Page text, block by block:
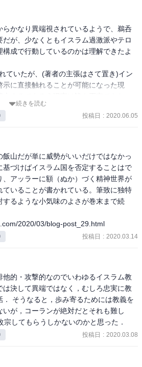
高の手段を用いただけの単なる過激派
応しい。いやそうであって欲しい。ム
の考え意思に依らず、また基づかず、
る様になれば宗教戦争が自分にもリア
と読了後に若干恐怖を覚えた。多様性や
は、考え方によってはコワイ。
義的な考え方を始めから持つので合議制
」実践していくなら平和の維持も可能
かなり異端視されているようで、鵜呑
が、少なくともイスラム過激派やテロ
構成で行動しているのかは理解できたよ
ていたが、(著者の主張はさて置き)イン
に直接触れることが可能になった現
ーバル化する現代は、ますます混迷の
続きを読む
投稿日 : 2020.06.05
山だが単に威勢がいいだけではなかっ
基づけばイスラム国を否定することはで
、アッラーに額（ぬか）づく精神世界が
いることが書かれている。筆致に独特
るような小気味のよさが巻末まで続
2020/03/blog-post_29.html
投稿日 : 2020.03.14
的・攻撃的なのでいわゆるイスラム教
決して異端ではなく，むしろ忠実に教
そうなると，歩み寄るためには教義を
が，コーランが絶対だとそれも難し
宗してもらうしかないのかと思った．
投稿日 : 2020.03.08